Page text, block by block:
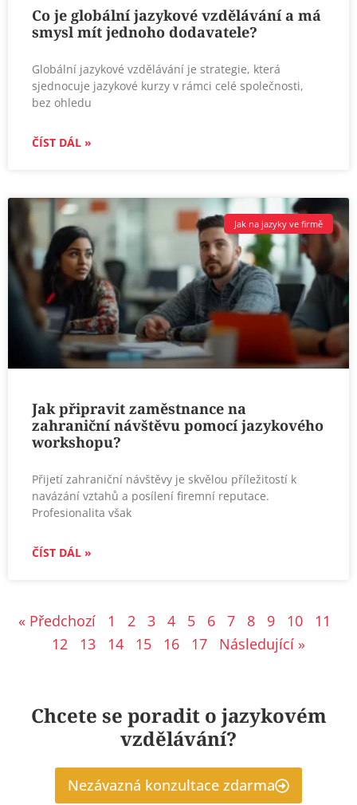
Co je globální jazykové vzdělávání a má
smysl mít jednoho dodavatele?
Globální jazykové vzdělávání je strategie, která
sjednocuje jazykové kurzy v rámci celé společnosti,
bez ohledu
ČÍST DÁL »
Jak na jazyky ve firmě
Jak připravit zaměstnance na
zahraniční návštěvu pomocí jazykového
workshopu?
Přijetí zahraniční návštěvy je skvělou příležitostí k
navázání vztahů a posílení firemní reputace.
Profesionalita však
ČÍST DÁL »
« Předchozí 1 2 3 4 5 6 7 8 9 10
11
12
13 14 15 16 17 Následující »
Chcete se poradit o jazykovém
vzdělávání?
Nezávazná konzultace zdarma